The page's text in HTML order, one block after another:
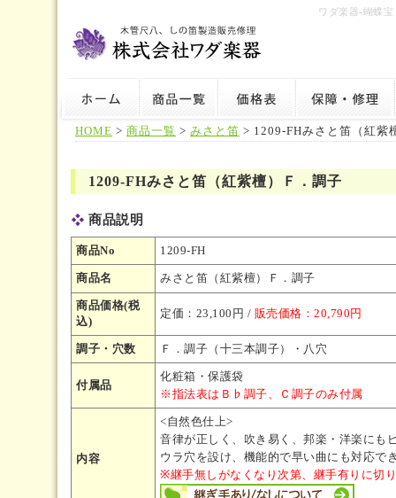
ワダ楽器-蝴蝶
HOME > 商品一覧 > みさと笛 > 1209-FHみさと笛（紅紫
1209-FHみさと笛（紅紫檀）Ｆ．調子
商品説明
商品No 1209-FH
商品名 みさと笛（紅紫檀）Ｆ．調子
商品価格(税
込)
定価：23,100円 / 販売価格：20,790円
調子・穴数 Ｆ．調子（十三本調子）・八穴
付属品
化粧箱・保護袋
※指法表はＢ♭調子、Ｃ調子のみ付属
内容
<自然色仕上>
音律が正しく、吹き易く、邦楽・洋楽にも
ウラ穴を設け、機能的で早い曲にも対応で
※継手無しがなくなり次第、継手有りに切